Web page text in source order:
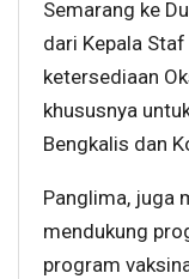
Semarang ke
dari Kepala
ketersediaan
khususnya
Bengkalis dan
Panglima, juga
mendukung
program